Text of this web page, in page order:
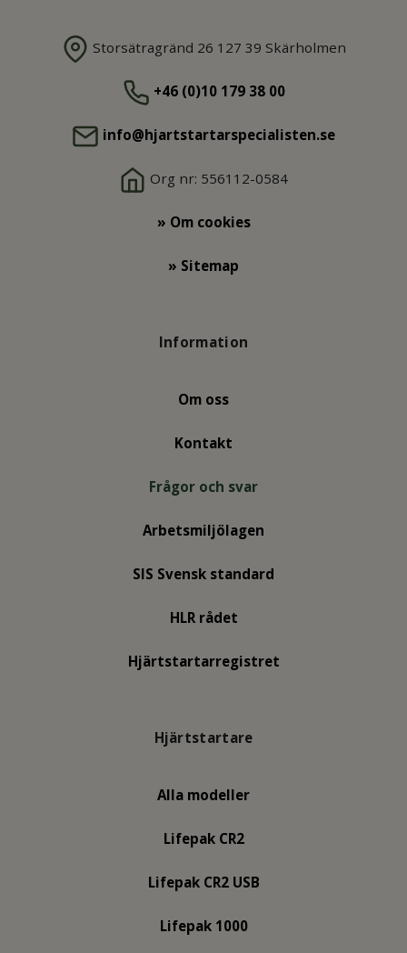
Storsätragränd 26 127 39 Skärholmen
+46 (0)10 179 38 00
info@hjartstartarspecialisten.se
Org nr: 556112-0584
» Om cookies
» Sitemap
Information
Om oss
Kontakt
Frågor och svar
Arbetsmiljölagen
SIS Svensk standard
HLR rådet
Hjärtstartarregistret
Hjärtstartare
Alla modeller
Lifepak CR2
Lifepak CR2 USB
Lifepak 1000